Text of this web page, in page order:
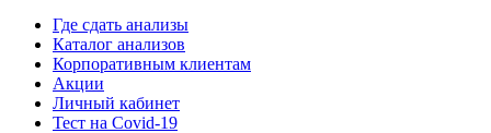
Где сдать анализы
Каталог анализов
Корпоративным клиентам
Акции
Личный кабинет
Тест на Covid-19